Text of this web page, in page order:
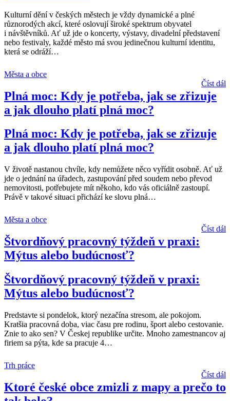
Kulturní dění v českých městech je vždy dynamické a plné
různorodých akcí, které oslovují široké spektrum obyvatel
i návštěvníků. Ať už jde o koncerty, výstavy, divadelní představení
nebo festivaly, každé město má svou jedinečnou kulturní identitu,
která se odráží…
Města a obce
Číst dál
Plná moc: Kdy je potřeba, jak se zřizuje
a jak dlouho platí plná moc?
Plná moc: Kdy je potřeba, jak se zřizuje
a jak dlouho platí plná moc?
V životě nastanou chvíle, kdy nemůžete něco vyřídit osobně. Ať už
jde o jednání na úřadech, zastupování před soudem nebo převod
nemovitosti, potřebujete mít někoho, kdo vás oficiálně zastoupí.
Právě v takové situaci přichází ke slovu plná…
Města a obce
Číst dál
Štvordňový pracovný týždeň v praxi:
Mýtus alebo budúcnosť?
Štvordňový pracovný týždeň v praxi:
Mýtus alebo budúcnosť?
Predstavte si pondelok, ktorý nezačína stresom, ale pokojom.
Kratšia pracovná doba, viac času pre rodinu, šport alebo cestovanie.
Znie to ako sen? V Českej republike určite. Mnoho zamestnancov aj
firiem sa pýta, kde sa pracuje 4…
Trh práce
Číst dál
Ktoré české obce zmizli z mapy a prečo to